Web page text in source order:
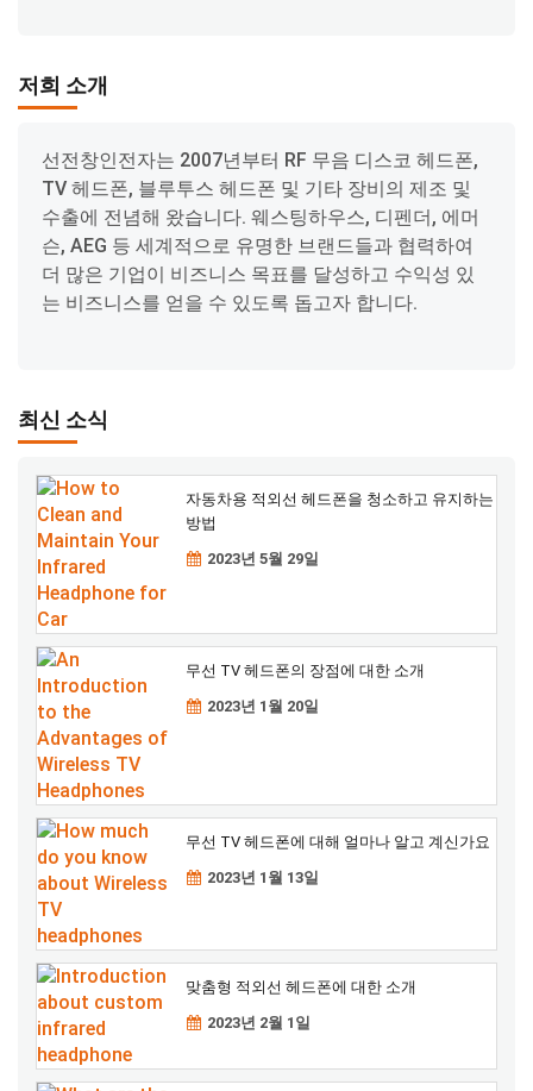
저희 소개
선전창인전자는 2007년부터 RF 무음 디스코 헤드폰,
TV 헤드폰, 블루투스 헤드폰 및 기타 장비의 제조 및
수출에 전념해 왔습니다. 웨스팅하우스, 디펜더, 에머
슨, AEG 등 세계적으로 유명한 브랜드들과 협력하여
더 많은 기업이 비즈니스 목표를 달성하고 수익성 있
는 비즈니스를 얻을 수 있도록 돕고자 합니다.
최신 소식
자동차용 적외선 헤드폰을 청소하고 유지하는
방법
2023년 5월 29일
무선 TV 헤드폰의 장점에 대한 소개
2023년 1월 20일
무선 TV 헤드폰에 대해 얼마나 알고 계신가요
2023년 1월 13일
맞춤형 적외선 헤드폰에 대한 소개
2023년 2월 1일